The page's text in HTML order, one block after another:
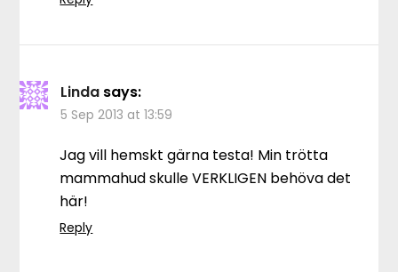
Linda says:
5 Sep 2013 at 13:59
Jag vill hemskt gärna testa! Min trötta
mammahud skulle VERKLIGEN behöva det
här!
Reply